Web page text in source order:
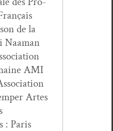
de la
Naa­man
AMI
Artes
: Paris